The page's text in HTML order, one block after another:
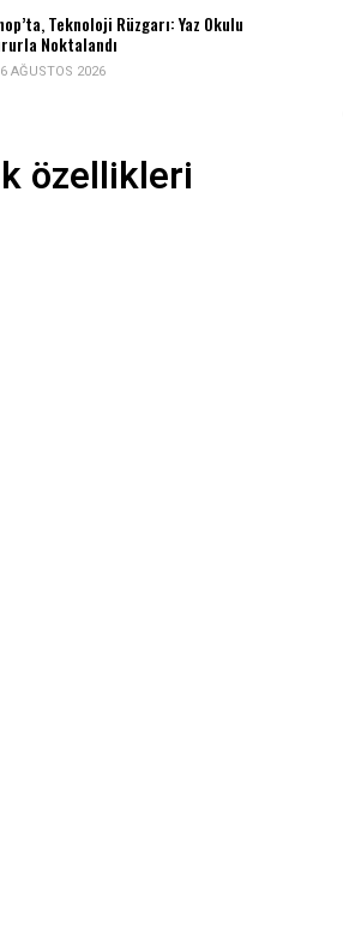
Teknoloji Rüzgarı: Yaz Okulu
Noktalandı
6 AĞUSTOS 2026
özellikleri